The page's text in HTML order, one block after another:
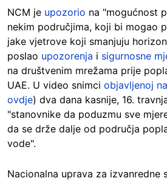
NCM je upozorio na "mogućnost
nekim područjima, koji bi mogao
jake vjetrove koji smanjuju
poslao upozorenja i sigurnosne
na društvenim mrežama prije
UAE. U video snimci objavljenoj
ovdje) dva dana kasnije, 16.
"stanovnike da poduzmu sve
da se drže dalje od područja
vode".
Nacionalna uprava za izvanredne